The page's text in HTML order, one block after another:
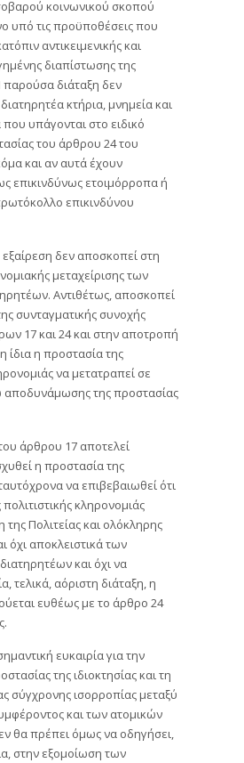
κοινωνικού σκοπού
υπό τις προϋποθέσεις που
αντικειμενικής και
διαπίστωσης της
παρούσα διάταξη δεν
κτήρια, μνημεία και
που υπάγονται στο ειδικό
του άρθρου 24 του
και αν αυτά έχουν
επικινδύνως ετοιμόρροπα ή
επικινδύνου
δεν αποσκοπεί στη
μεταχείρισης των
Αντιθέτως, αποσκοπεί
συνταγματικής συνοχής
17 και 24 και στην αποτροπή
ίδια η προστασία της
να μετατραπεί σε
αποδυνάμωσης της προστασίας
άρθρου 17 αποτελεί
η προστασία της
να επιβεβαιωθεί ότι
κληρονομιάς
της Πολιτείας και ολόκληρης
όχι αποκλειστικά των
και όχι να
τελικά, αόριστη διάταξη, η
ευθέως με το άρθρο 24
ευκαιρία για την
της ιδιοκτησίας και τη
σύγχρονης ισορροπίας μεταξύ
και των ατομικών
θα πρέπει όμως να οδηγήσει,
στην εξομοίωση των